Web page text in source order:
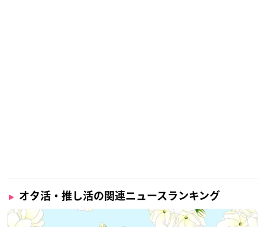
オタ活・推し活の関連ニュースランキング